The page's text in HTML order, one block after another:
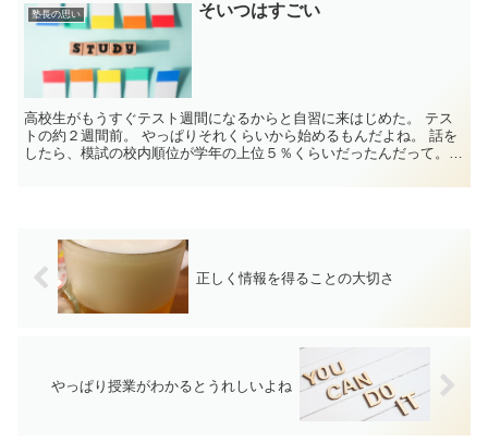
塾長の思い そいつはすごい
高校生がもうすぐテスト週間になるからと自習に来はじめた。 テス
トの約２週間前。 やっぱりそれくらいから始めるもんだよね。 話を
したら、模試の校内順位が学年の上位５％くらいだったんだって。
正しく情報を得ることの大切さ
やっぱり授業がわかるとうれしいよね